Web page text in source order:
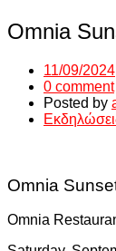
Omnia
11/09/2024
0 comment
Posted by
Omnia
Omnia